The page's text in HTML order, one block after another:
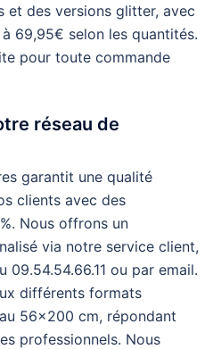
et des versions glitter, avec
69,95€ selon les quantités.
pour toute commande
réseau de
garantit une qualité
clients avec des
Nous offrons un
via notre service client,
09.54.54.66.11 ou par email.
différents formats
56×200 cm, répondant
professionnels. Nous